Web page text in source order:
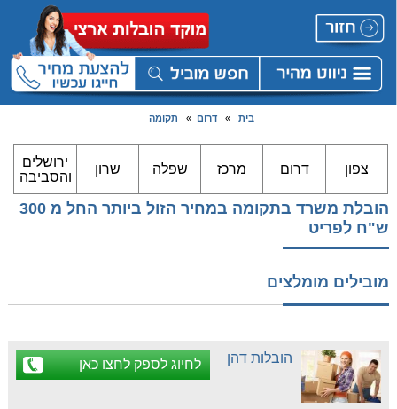
בית » דרום » תקומה
צפון דרום מרכז שפלה שרון
ירושלים
והסביבה
הובלת משרד בתקומה במחיר הזול ביותר החל מ 300
ש"ח לפריט
מובילים מומלצים
הובלות דהן לחיוג לספק לחצו כאן